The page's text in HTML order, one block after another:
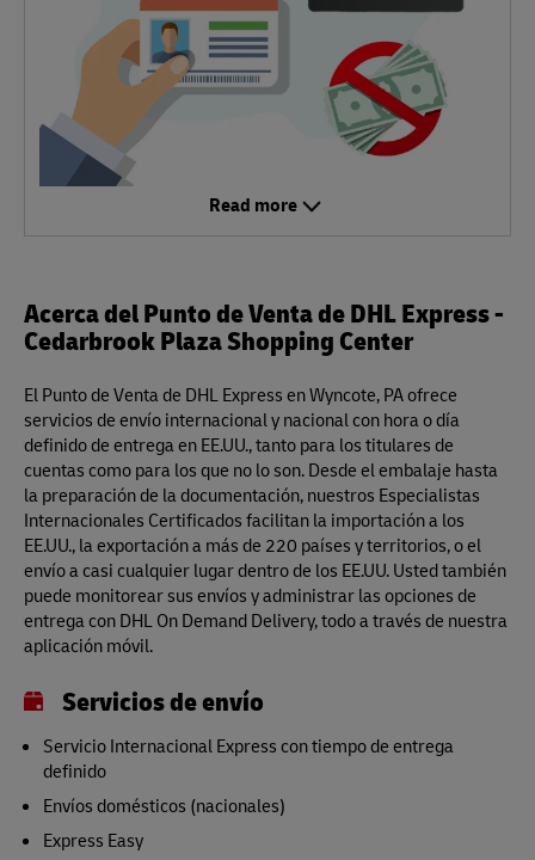
Read more
Acerca del Punto de Venta de DHL Express -
Cedarbrook Plaza Shopping Center
El Punto de Venta de DHL Express en Wyncote, PA ofrece
servicios de envío internacional y nacional con hora o día
definido de entrega en EE.UU., tanto para los titulares de
cuentas como para los que no lo son. Desde el embalaje hasta
la preparación de la documentación, nuestros Especialistas
Internacionales Certificados facilitan la importación a los
EE.UU., la exportación a más de 220 países y territorios, o el
envío a casi cualquier lugar dentro de los EE.UU. Usted también
puede monitorear sus envíos y administrar las opciones de
entrega con DHL On Demand Delivery, todo a través de nuestra
aplicación móvil.
Servicios de envío
Servicio Internacional Express con tiempo de entrega
definido
Envíos domésticos (nacionales)
Express Easy